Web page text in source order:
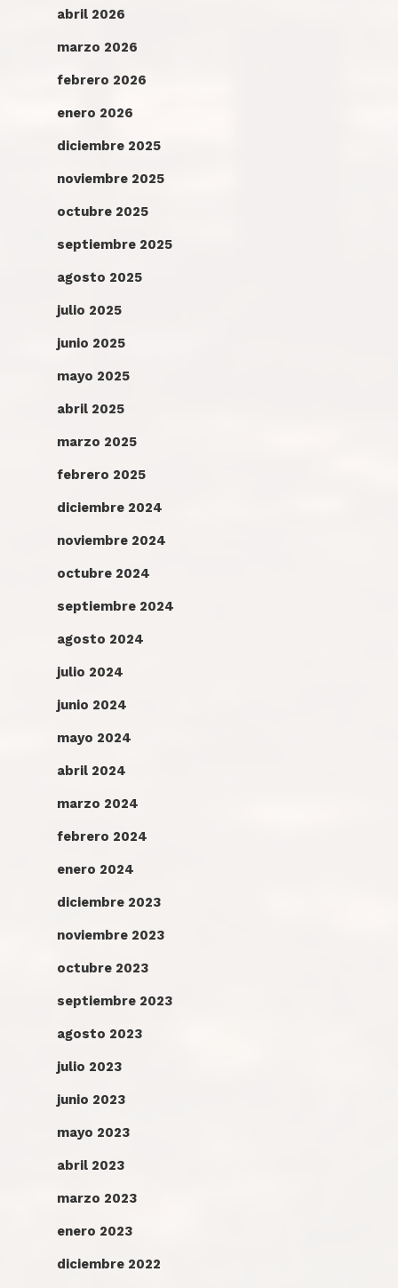
abril 2026
marzo 2026
febrero 2026
enero 2026
diciembre 2025
noviembre 2025
octubre 2025
septiembre 2025
agosto 2025
julio 2025
junio 2025
mayo 2025
abril 2025
marzo 2025
febrero 2025
diciembre 2024
noviembre 2024
octubre 2024
septiembre 2024
agosto 2024
julio 2024
junio 2024
mayo 2024
abril 2024
marzo 2024
febrero 2024
enero 2024
diciembre 2023
noviembre 2023
octubre 2023
septiembre 2023
agosto 2023
julio 2023
junio 2023
mayo 2023
abril 2023
marzo 2023
enero 2023
diciembre 2022